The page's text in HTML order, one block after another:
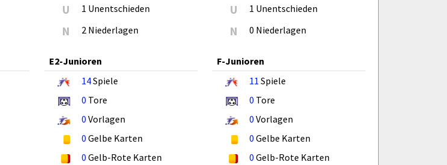
U 1 Unentschieden
N 2 Niederlagen
U 1 Unentschieden
N 0 Niederlagen
E2-Junioren
14Spiele
0 Tore
0 Vorlagen
0 Gelbe Karten
0 Gelb-Rote Karten
F-Junioren
11 Spiele
0 Tore
0 Vorlagen
0 Gelbe Karten
0 Gelb-Rote Karten